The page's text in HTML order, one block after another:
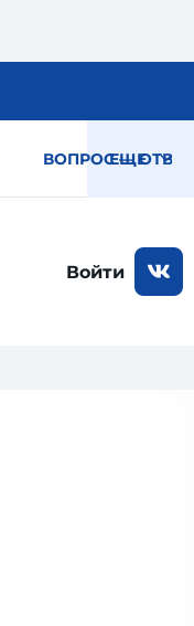
ВОПРОС — ОТВЕТ
ЕЩЕ
Войти